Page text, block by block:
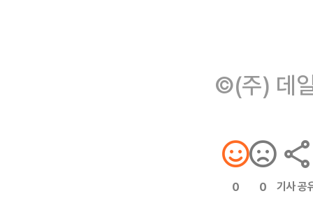
©(주) 데
0 0 기사 공